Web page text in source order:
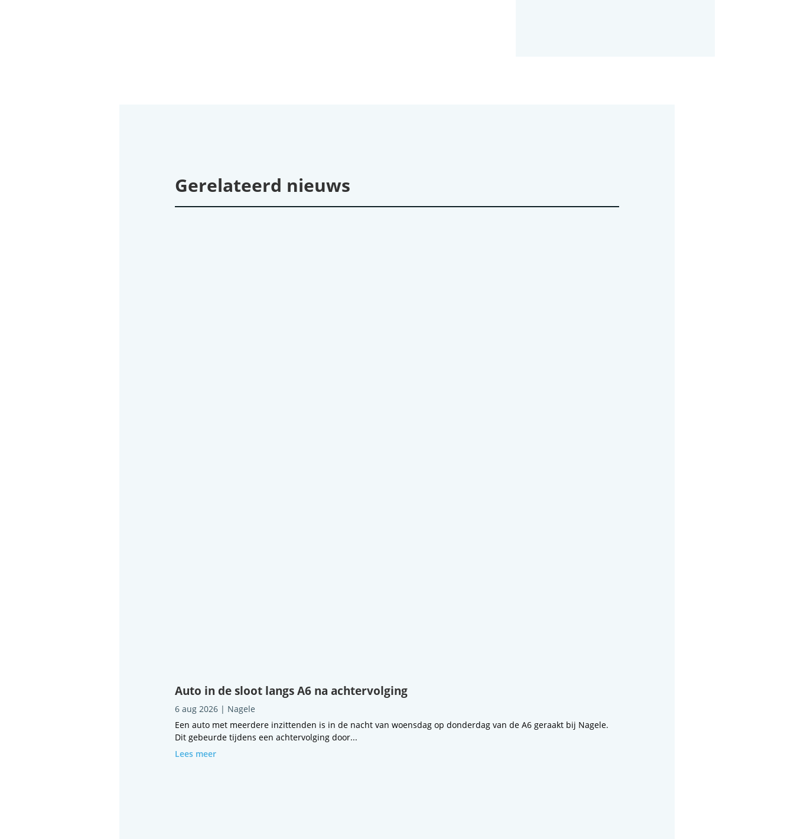
Gerelateerd nieuws
Auto in de sloot langs A6 na achtervolging
6 aug 2026| Nagele
Een auto met meerdere inzittenden is in de nacht van woensdag op donderdag van de A6 geraakt bij Nagele.
Dit gebeurde tijdens een achtervolging door...
Lees meer